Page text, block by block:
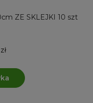
ZE SKLEJKI 10 szt